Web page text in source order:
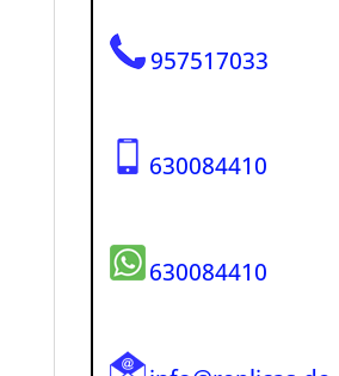
957517033
630084410
630084410